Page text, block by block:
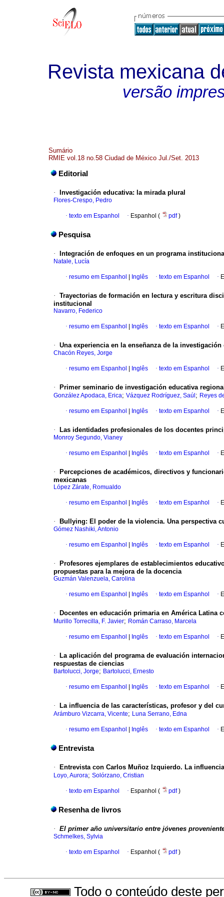
Revista mexicana
versão
Sumário
RMIE vol.18 no.58 Ciudad de México Jul./Set. 2013
Editorial
· Investigación educativa: la mirada plural
Flores-Crespo, Pedro
· texto em Espanhol · Espanhol ( pdf)
Pesquisa
· Integración de enfoques en un programa
Natale, Lucía
· resumo em Espanhol Inglês · texto em Espanhol ·
· Trayectorias de formación en lectura y escritura
institucional
Navarro, Federico
· resumo em Espanhol Inglês · texto em Espanhol ·
· Una experiencia en la enseñanza de la
Chacón Reyes, Jorge
· resumo em Espanhol Inglês · texto em Espanhol ·
· Primer seminario de investigación educativa
González Apodaca, Erica; Vázquez Rodríguez, Saúl ; Reyes
· resumo em Espanhol Inglês · texto em Espanhol ·
· Las identidades profesionales de los docentes
Monroy Segundo, Vianey
· resumo em Espanhol Inglês · texto em Espanhol ·
·
Percepciones de académicos, directivos y
mexicanas
López Zárate, Romualdo
· resumo em Espanhol Inglês · texto em Espanhol ·
· Bullying: El poder de la violencia. Una perspectiva
Gómez Nashiki, Antonio
· resumo em Espanhol Inglês · texto em Espanhol ·
·
Profesores ejemplares de establecimientos
propuestas para la mejora de la docencia
Guzmán Valenzuela, Carolina
· resumo em Espanhol Inglês · texto em Espanhol ·
· Docentes en educación primaria en América Latina
Murillo Torrecilla, F. Javier; Román Carraso, Marcela
· resumo em Espanhol Inglês · texto em Espanhol ·
·
La aplicación del programa de evaluación
respuestas de ciencias
Bartolucci, Jorge; Bartolucci, Ernesto
· resumo em Espanhol Inglês · texto em Espanhol ·
· La influencia de las características, profesor y del
Arámburo Vizcarra, Vicente; Luna Serrano, Edna
· resumo em Espanhol Inglês · texto em Espanhol ·
Entrevista
· Entrevista con Carlos Muñoz Izquierdo. La
Loyo, Aurora; Solórzano, Cristian
· texto em Espanhol · Espanhol ( pdf)
Resenha de livros
· El primer año universitario entre jóvenes
Schmelkes, Sylvia
· texto em Espanhol · Espanhol ( pdf)
Todo o conteúdo deste